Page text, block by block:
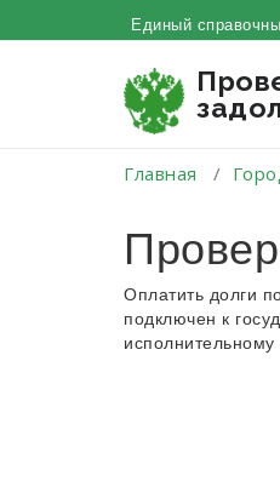
к
Единый
Главная /
Оплатить долги
подключен к
исполнительному